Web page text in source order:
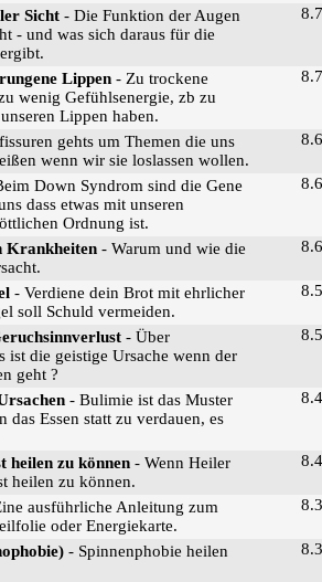
Sicht - Die Funktion der Augen
- und was sich daraus für die
8.7
Lippen - Zu trockene
wenig Gefühlsenergie, zb zu
Lippen haben.
8.7
gehts um Themen die uns
wenn wir sie loslassen wollen.
8.6
Down Syndrom sind die Gene
dass etwas mit unseren
Ordnung ist.
8.6
Krankheiten - Warum und wie die
8.6
- Verdiene dein Brot mit ehrlicher
soll Schuld vermeiden.
8.5
- Über
ist die geistige Ursache wenn der
geht ?
8.5
- Bulimie ist das Muster
das Essen statt zu verdauen, es
8.4
heilen zu können - Wenn Heiler
heilen zu können.
8.4
ausführliche Anleitung zum
oder Energiekarte.
8.3
- Spinnenphobie heilen
8.3